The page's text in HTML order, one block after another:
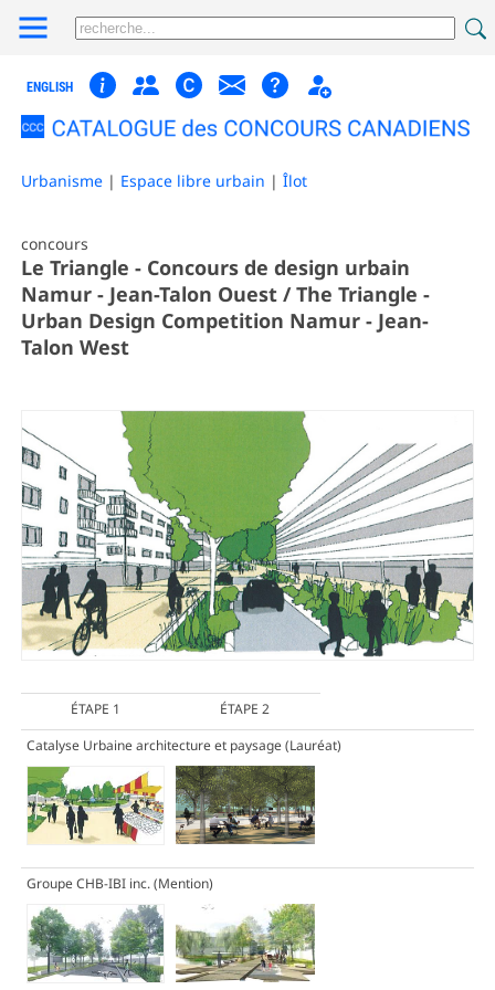
ENGLISH
Urbanisme | Espace libre urbain | Îlot
concours
Le Triangle - Concours de design urbain
Namur - Jean-Talon Ouest / The Triangle -
Urban Design Competition Namur - Jean-
Talon West
ÉTAPE 1
ÉTAPE 2
Catalyse Urbaine architecture et paysage(Lauréat)
Groupe CHB-IBI inc.(Mention)